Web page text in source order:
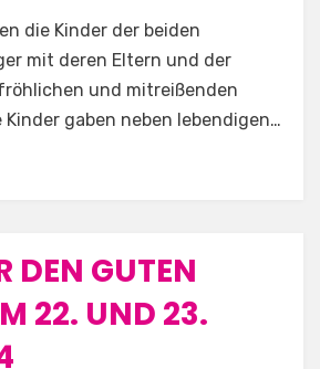
die Kinder der beiden
mit deren Eltern und der
und mitreißenden
gaben neben lebendigen…
DEN GUTEN
22. UND 23.